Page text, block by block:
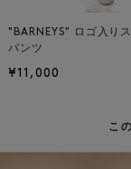
"BARNEYS" ロゴ入り
パンツ
¥11,000
こ